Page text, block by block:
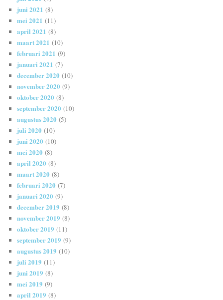
juni 2021 (8)
mei 2021 (11)
april 2021 (8)
maart 2021 (10)
februari 2021 (9)
januari 2021 (7)
december 2020 (10)
november 2020 (9)
oktober 2020 (8)
september 2020 (10)
augustus 2020 (5)
juli 2020 (10)
juni 2020 (10)
mei 2020 (8)
april 2020 (8)
maart 2020 (8)
februari 2020 (7)
januari 2020 (9)
december 2019 (8)
november 2019 (8)
oktober 2019 (11)
september 2019 (9)
augustus 2019 (10)
juli 2019 (11)
juni 2019 (8)
mei 2019 (9)
april 2019 (8)